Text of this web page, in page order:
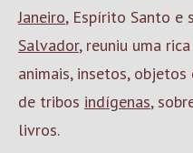
Janeiro, Espírito Santo e
Salvador, reuniu uma
animais, insetos,
de tribos indígenas,
livros.